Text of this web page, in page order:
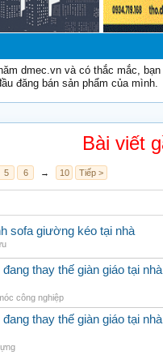
dmec.vn và có thắc mắc,
đăng bán sản phẩm của mình.
Bài viết
5 6 → 10 Tiếp >
sofa giường kéo tại nhà
thay thế giàn giáo tại
công nghiệp
thay thế giàn giáo tại